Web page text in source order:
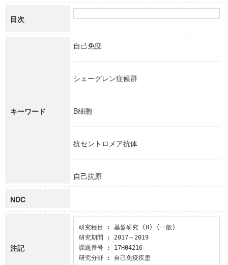
目次
キーワード
自己免疫
シェーグレン症候群
B細胞
抗セントロメア抗体
自己抗原
NDC
注記
研究種目 : 基盤研究 (B) (一般)
研究期間 : 2017～2019
課題番号 : 17H04216
研究分野 : 自己免疫疾患